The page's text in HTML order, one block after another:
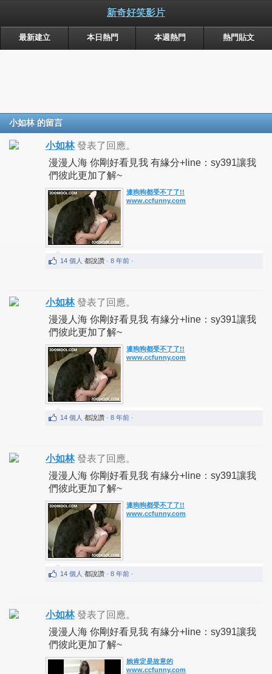
新奇好笑影片
最新建立 本日熱門 本週熱門 熱門貼文
小如林 的留言
小如林 發表了回應。
漫漫人海 你剛好看見我 有緣分+line：sy391讓我
們彼此更加了解~
連狗狗都受不了了!!
www.ccfunny.com
14 個人 都說讚 · 8 年前 ·
小如林 發表了回應。
漫漫人海 你剛好看見我 有緣分+line：sy391讓我
們彼此更加了解~
連狗狗都受不了了!!
www.ccfunny.com
14 個人 都說讚 · 8 年前 ·
小如林 發表了回應。
漫漫人海 你剛好看見我 有緣分+line：sy391讓我
們彼此更加了解~
連狗狗都受不了了!!
www.ccfunny.com
14 個人 都說讚 · 8 年前 ·
小如林 發表了回應。
漫漫人海 你剛好看見我 有緣分+line：sy391讓我
們彼此更加了解~
她肯定是故意的
www.ccfunny.com